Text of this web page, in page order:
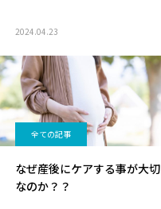
2024.04.23
全ての記事
なぜ産後にケアする事が大切
なのか？？